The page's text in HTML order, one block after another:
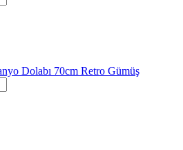
Dolabı 70cm Retro Gümüş